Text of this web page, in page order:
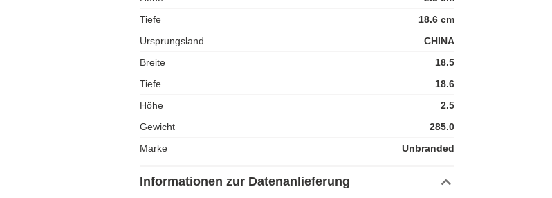
Tiefe
18.6 cm
Ursprungsland
CHINA
Breite
18.5
Tiefe
18.6
Höhe
2.5
Gewicht
285.0
Marke
Unbranded
Informationen zur Datenanlieferung